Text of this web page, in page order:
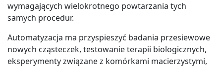
wymagających wielokrotnego powtarzania tych
samych procedur.
Automatyzacja ma przyspieszyć badania przesiewowe
nowych cząsteczek, testowanie terapii biologicznych,
eksperymenty związane z komórkami macierzystymi,